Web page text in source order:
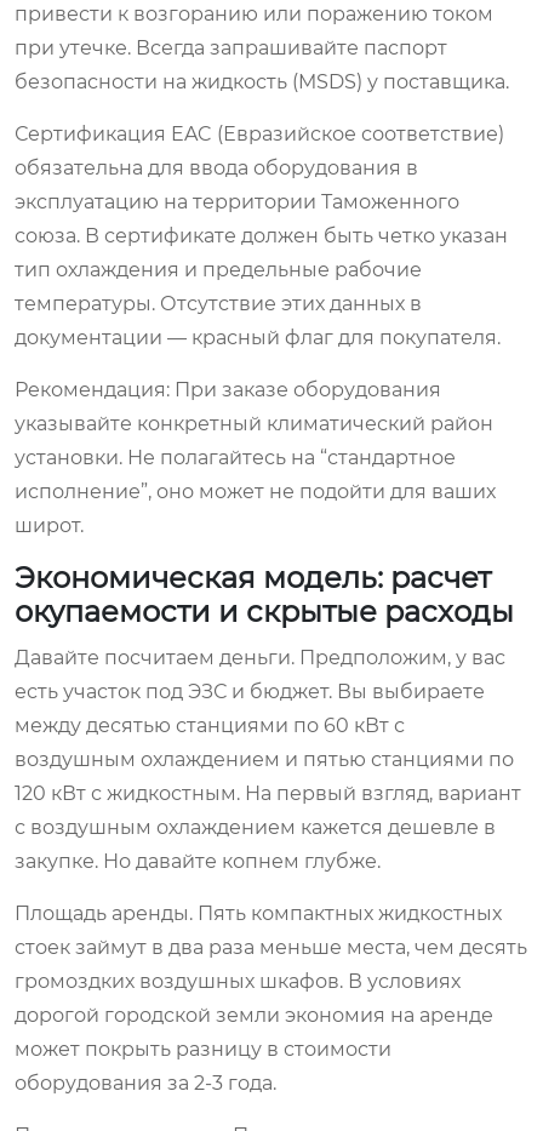
привести к возгоранию или поражению током
при утечке. Всегда запрашивайте паспорт
безопасности на жидкость (MSDS) у поставщика.
Сертификация EAC (Евразийское соответствие)
обязательна для ввода оборудования в
эксплуатацию на территории Таможенного
союза. В сертификате должен быть четко указан
тип охлаждения и предельные рабочие
температуры. Отсутствие этих данных в
документации — красный флаг для покупателя.
Рекомендация: При заказе оборудования
указывайте конкретный климатический район
установки. Не полагайтесь на “стандартное
исполнение”, оно может не подойти для ваших
широт.
Экономическая модель: расчет
окупаемости и скрытые расходы
Давайте посчитаем деньги. Предположим, у вас
есть участок под ЭЗС и бюджет. Вы выбираете
между десятью станциями по 60 кВт с
воздушным охлаждением и пятью станциями по
120 кВт с жидкостным. На первый взгляд, вариант
с воздушным охлаждением кажется дешевле в
закупке. Но давайте копнем глубже.
Площадь аренды. Пять компактных жидкостных
стоек займут в два раза меньше места, чем десять
громоздких воздушных шкафов. В условиях
дорогой городской земли экономия на аренде
может покрыть разницу в стоимости
оборудования за 2-3 года.